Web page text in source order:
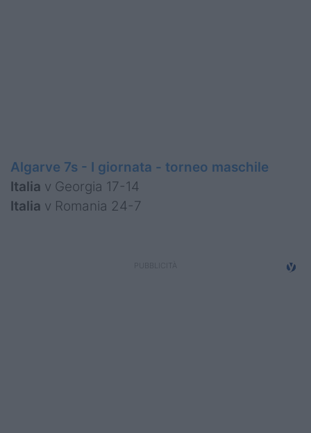
Algarve 7s - I giornata - torneo maschile
Italia v Georgia 17-14
Italia v Romania 24-7